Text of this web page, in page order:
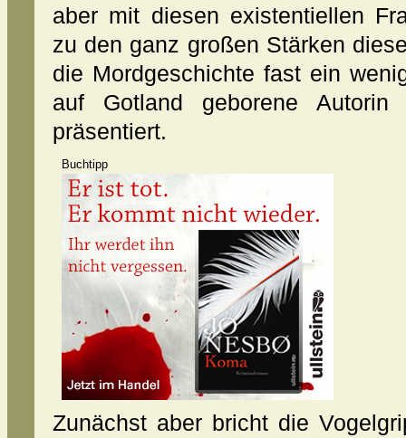
aber mit diesen existentiellen
zu den ganz großen Stärken
die Mordgeschichte fast ein
auf Gotland geborene
präsentiert.
Buchtipp
Zunächst aber bricht die